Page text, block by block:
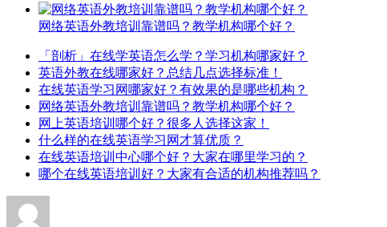
网络英语外教培训靠谱吗？教学机构哪个好？
「剖析」在线学英语怎么学？学习机构哪家好？
英语外教在线哪家好？总结几点选择标准！
在线英语学习网哪家好？有效果的是哪些机构？
网络英语外教培训靠谱吗？教学机构哪个好？
网上英语培训哪个好？很多人选择这家！
什么样的在线英语学习网才算优质？
在线英语培训中心哪个好？大家在哪里学习的？
哪个在线英语培训好？大家有合适的机构推荐吗？